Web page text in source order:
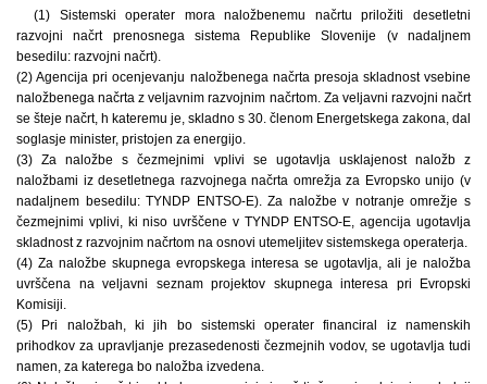
(1) Sistemski operater mora naložbenemu načrtu priložiti desetletni
razvojni načrt prenosnega sistema Republike Slovenije (v nadaljnem
besedilu: razvojni načrt).
(2) Agencija pri ocenjevanju naložbenega načrta presoja skladnost vsebine
naložbenega načrta z veljavnim razvojnim načrtom. Za veljavni razvojni načrt
se šteje načrt, h kateremu je, skladno s 30. členom Energetskega zakona, dal
soglasje minister, pristojen za energijo.
(3) Za naložbe s čezmejnimi vplivi se ugotavlja usklajenost naložb z
naložbami iz desetletnega razvojnega načrta omrežja za Evropsko unijo (v
nadaljnem besedilu: TYNDP ENTSO-E). Za naložbe v notranje omrežje s
čezmejnimi vplivi, ki niso uvrščene v TYNDP ENTSO-E, agencija ugotavlja
skladnost z razvojnim načrtom na osnovi utemeljitev sistemskega operaterja.
(4) Za naložbe skupnega evropskega interesa se ugotavlja, ali je naložba
uvrščena na veljavni seznam projektov skupnega interesa pri Evropski
Komisiji.
(5) Pri naložbah, ki jih bo sistemski operater financiral iz namenskih
prihodkov za upravljanje prezasedenosti čezmejnih vodov, se ugotavlja tudi
namen, za katerega bo naložba izvedena.